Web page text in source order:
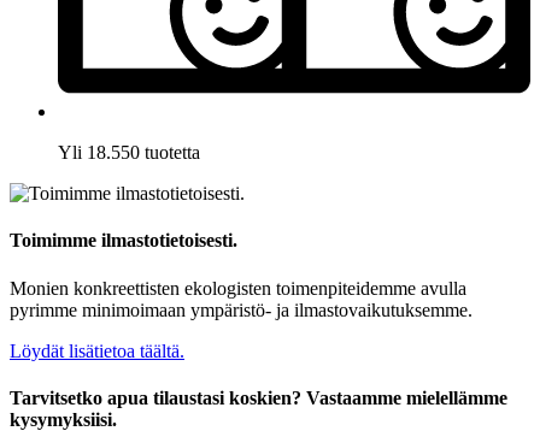
Yli 18.550 tuotetta
Toimimme ilmastotietoisesti.
Monien konkreettisten ekologisten toimenpiteidemme avulla
pyrimme minimoimaan ympäristö- ja ilmastovaikutuksemme.
Löydät lisätietoa täältä.
Tarvitsetko apua tilaustasi koskien? Vastaamme mielellämme
kysymyksiisi.